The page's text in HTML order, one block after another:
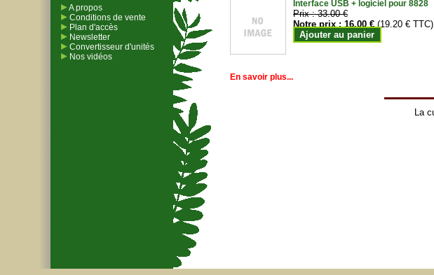
A propos
Conditions de vente
Plan d'accès
Newsletter
Convertisseur d'unités
Nos vidéos
Interface USB + logiciel pour 8828
Prix :33.00 €
Notre prix :16.00 € (19.20 € TTC)
Ajouter au panier
En savoir plus...
La